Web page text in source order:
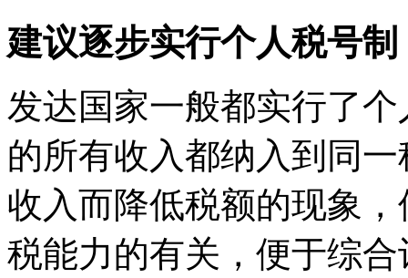
建议逐步实行个人税号制
发达国家一般都实行了
的所有收入都纳入到同
收入而降低税额的现象
税能力的有关，便于综